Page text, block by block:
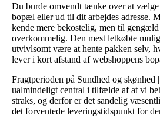
Du burde omvendt tænke over at
bopæl eller ud til dit arbejdes adresse.
kende mere bekostelig, men til
overkommelig. Den mest letkøbte
utvivlsomt være at hente pakken selv,
lever i kort afstand af webshoppens
Fragtperioden på Sundhed og skønhed
ualmindeligt central i tilfælde af at vi
straks, og derfor er det sandelig
det forventede leveringstidspunkt for